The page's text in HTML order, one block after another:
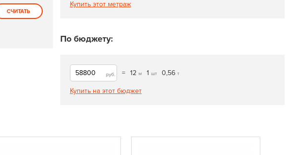
СЧИТАТЬ
Купить этот метраж
По бюджету:
руб. = 12 м 1 шт 0,56 т
Купить на этот бюджет